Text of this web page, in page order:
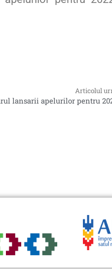
Articolul
lansarii apelurilor pentru